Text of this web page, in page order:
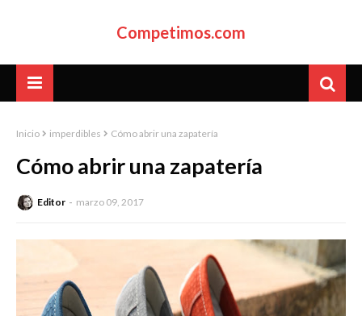
Competimos.com
Inicio imperdibles Cómo abrir una zapatería
Cómo abrir una zapatería
Editor marzo 09, 2017